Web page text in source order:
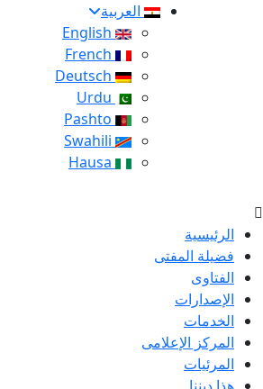
العربية
الرئيسية
فضيلة المفتى
الفتاوى
الإصدارات
الخدمات
المركز الإعلامى
المرئيات